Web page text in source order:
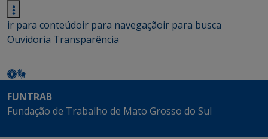
ir para conteúdoir para navegaçãoir para busca
Ouvidoria Transparência
FUNTRAB
Fundação de Trabalho de Mato Grosso do Sul